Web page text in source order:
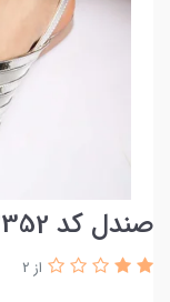
صندل کد 2352
از 2